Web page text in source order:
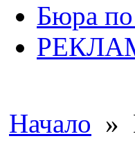
Бюра по
Начало »